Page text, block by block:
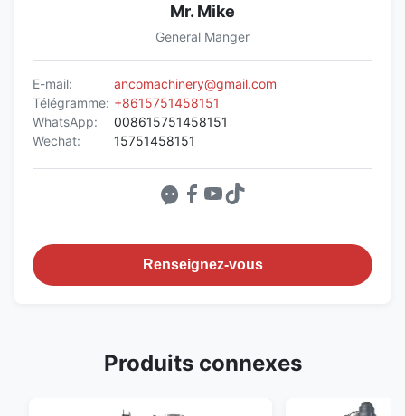
Mr. Mike
General Manger
E-mail:
ancomachinery@gmail.com
Télégramme: +8615751458151
WhatsApp:
008615751458151
Wechat:
15751458151
Renseignez-vous
Produits connexes